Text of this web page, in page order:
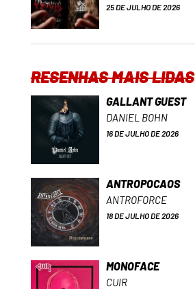
25 DE JULHO DE 2026
RESENHAS MAIS LIDAS
GALLANT GUEST
DANIEL BOHN
16 DE JULHO DE 2026
ANTROPOCAOS
ANTROFORCE
18 DE JULHO DE 2026
MONOFACE
CUIR